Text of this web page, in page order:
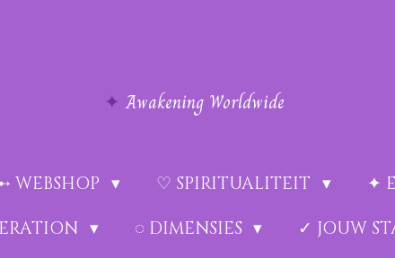
✦ Awakening Worldwide
WEBSHOP ♡ SPIRITUALITEIT
✦
◌ DIMENSIES
✓ JOUW